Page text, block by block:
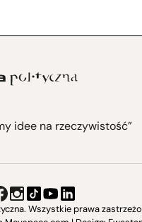
idee na rzeczywistość”
Politycznej
Wszystkie prawa